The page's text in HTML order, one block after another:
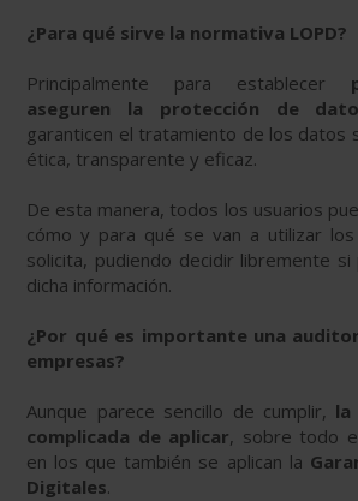
¿Para qué sirve la normativa LOPD?
Principalmente para establecer
aseguren la protección de
garanticen el tratamiento de los datos
ética, transparente y eficaz.
De esta manera, todos los usuarios
cómo y para qué se van a utilizar
solicita, pudiendo decidir libremente
dicha información.
¿Por qué es importante una
empresas?
Aunque parece sencillo de cumplir, la
complicada de aplicar, sobre todo
en los que también se aplican la
Digitales.